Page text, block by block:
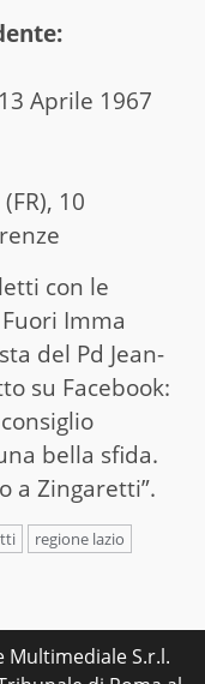
Aprile 1967
10
con le
Imma
del Pd Jean-
su Facebook:
bella sfida.
a Zingaretti”.
regione lazio
Multimediale S.r.l.